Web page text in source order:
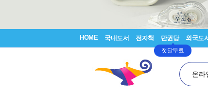
HOME 국내도서 전자책 만권당
첫달무료
외국도
온라